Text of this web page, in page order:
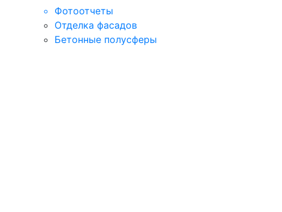
Фотоотчеты
Отделка фасадов
Бетонные полусферы